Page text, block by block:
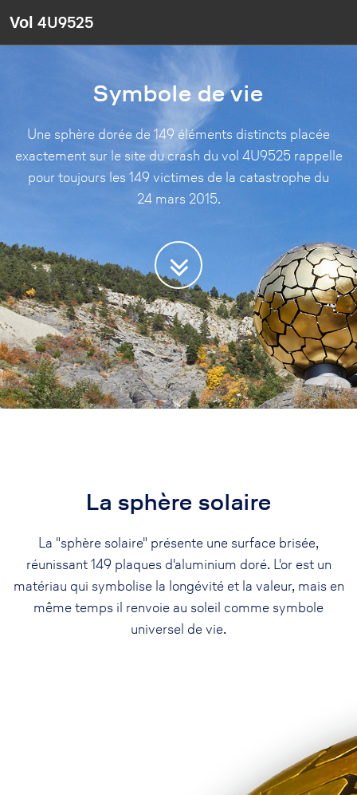
Vol 4U9525
Symbole de vie
Une sphère dorée de 149 éléments distincts placée
exactement sur le site du crash du vol 4U9525 rappelle
pour toujours les 149 victimes de la catastrophe du
24 mars 2015.
La sphère solaire
La "sphère solaire" présente une surface brisée,
réunissant 149 plaques d'aluminium doré. L'or est un
matériau qui symbolise la longévité et la valeur, mais en
même temps il renvoie au soleil comme symbole
universel de vie.